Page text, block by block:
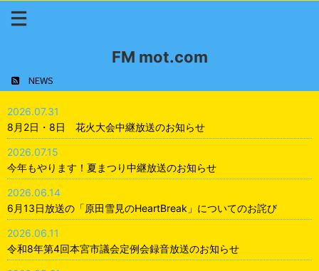
FM mot.com
NEWS
2026.07.31
8月2日・8日 花火大会中継放送のお知らせ
2026.07.15
今年もやります！夏まつり中継放送のお知らせ
2026.06.14
6月13日放送の「原田雪見のHeartBreak」についてのお詫び
2026.06.11
令和8年第4回本宮市議会定例会録音放送のお知らせ